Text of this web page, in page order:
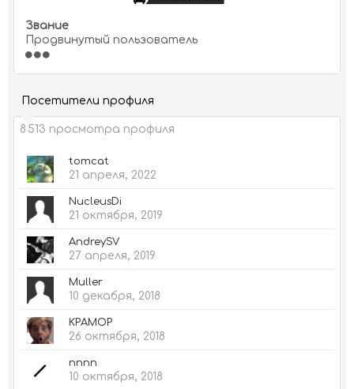
Звание
Продвинутый пользователь
Посетители профиля
8 513 просмотра профиля
tomcat
21 апреля, 2022
NucleusDi
21 октября, 2019
AndreySV
27 апреля, 2019
Muller
10 декабря, 2018
KPAMOP
26 октября, 2018
nnnn
10 октября, 2018